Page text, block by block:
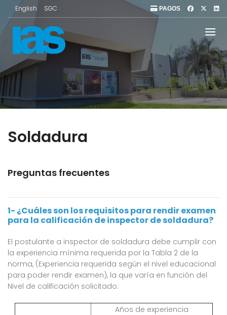
English SGC PAGOS
Soldadura
Preguntas frecuentes
1- ¿Cuáles son los requisitos para rendir examen
para la calificación de inspector de soldadura?
El postulante a inspector de soldadura debe cumplir con
la experiencia mínima requerida por la Tabla 2 de la
norma, (Experiencia requerida según el nivel educacional
para poder rendir examen), la que varía en función del
Nivel de calificación solicitado:
Años de experiencia